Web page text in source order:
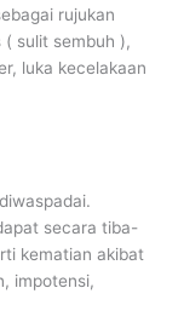
rujukan
( sulit sembuh ),
luka kecelakaan
secara tiba-
kematian akibat
impotensi,